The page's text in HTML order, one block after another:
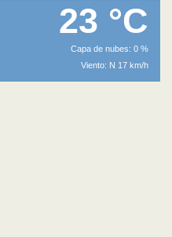
23 °C
Capa de nubes: 0 %
Viento: N 17 km/h